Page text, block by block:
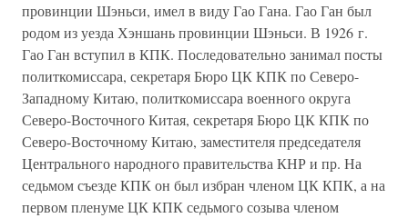
провинции Шэньси, имел в виду Гао Гана. Гао Ган был
родом из уезда Хэншань провинции Шэньси. В 1926 г.
Гао Ган вступил в КПК. Последовательно занимал посты
политкомиссара, секретаря Бюро ЦК КПК по Северо-
Западному Китаю, политкомиссара военного округа
Северо-Восточного Китая, секретаря Бюро ЦК КПК по
Северо-Восточному Китаю, заместителя председателя
Центрального народного правительства КНР и пр. На
седьмом съезде КПК он был избран членом ЦК КПК, а на
первом пленуме ЦК КПК седьмого созыва членом